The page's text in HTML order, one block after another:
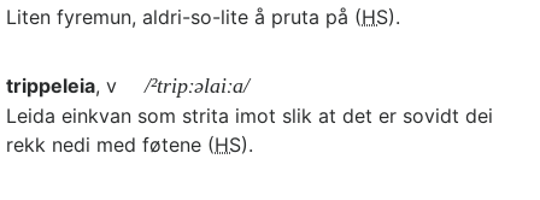
Liten fyremun, aldri-so-lite å pruta på (HS).
trippeleia, v
/²tripːəlaiːa/
Leida einkvan som strita imot slik at det er sovidt dei
rekk nedi med føtene (HS).